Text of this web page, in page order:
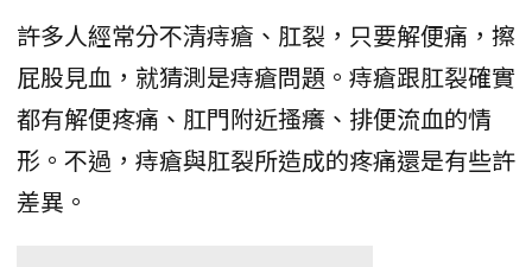
許多人經常分不清痔瘡、肛裂，只要解便痛，擦
屁股見血，就猜測是痔瘡問題。痔瘡跟肛裂確實
都有解便疼痛、肛門附近搔癢、排便流血的情
形。不過，痔瘡與肛裂所造成的疼痛還是有些許
差異。